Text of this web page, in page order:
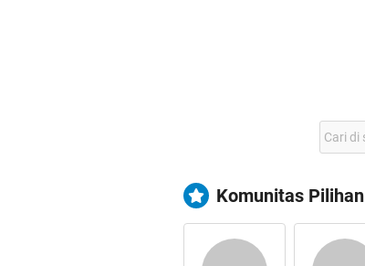
Komunitas Pilihan